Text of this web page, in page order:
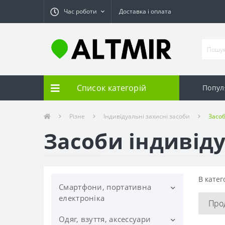
Час роботи Доставка і оплата
Список категорій
Різне Індивідуальні захисні засоби
Засоби
Смартфони, портативна
електроніка
Планшети
Одяг, взуття, аксессуари
В